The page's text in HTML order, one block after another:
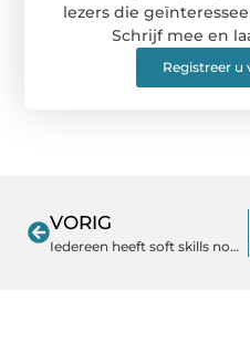
lezers die
Schrijf mee en
Registreer u
VORIG
Iedereen heeft soft skills nodig